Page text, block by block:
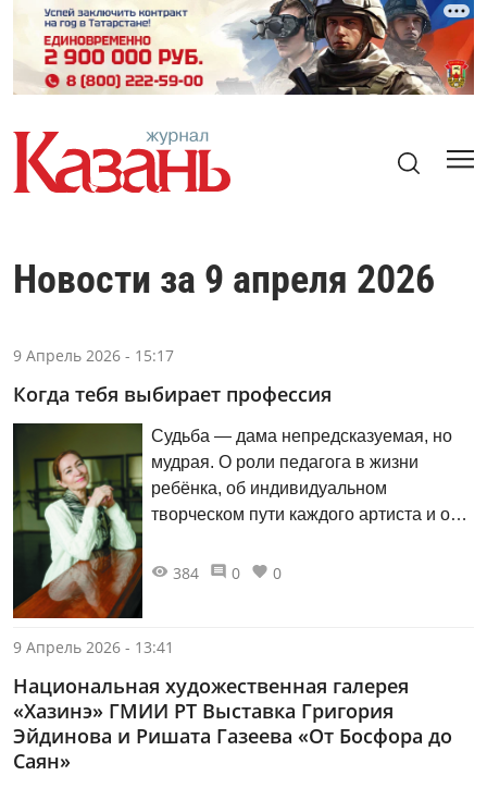
Новости за 9 апреля 2026
9 Апрель 2026 - 15:17
Когда тебя выбирает профессия
Судьба — дама непредсказуемая, но
мудрая. О роли педагога в жизни
ребёнка, об индивидуальном
творческом пути каждого артиста и о
рассказала заслуженный работник
отделением народного танца
училища Вера Михайловна
ЗАКАМСКАЯ.
384 0 0
9 Апрель 2026 - 13:41
Национальная художественная галерея
«Хазинэ» ГМИИ РТ Выставка Григория
Эйдинова и Ришата Газеева «От Босфора до
Саян»